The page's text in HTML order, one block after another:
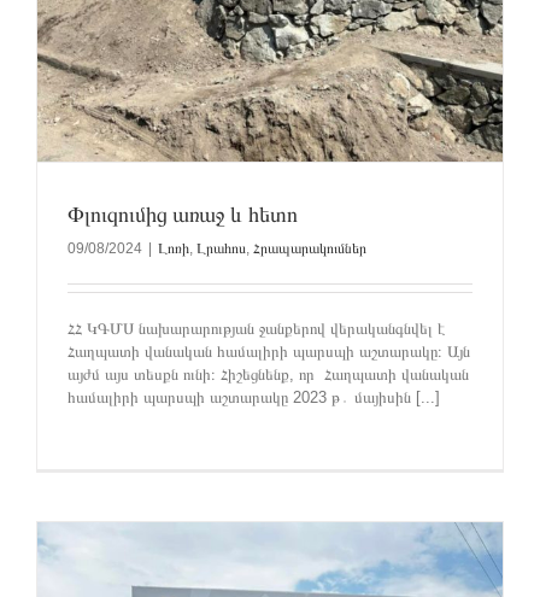
Փլուզումից առաջ և հետո
09/08/2024 Լոռի, Լրահոս, Հրապարակումներ
ՀՀ ԿԳՄՍ նախարարության ջանքերով վերականգնվել է
Հաղպատի վանական համալիրի պարսպի աշտարակը։ Այն
այժմ այս տեսքն ունի։ Հիշեցնենք, որ Հաղպատի վանական
համալիրի պարսպի աշտարակը 2023 թ․ մայիսին [...]